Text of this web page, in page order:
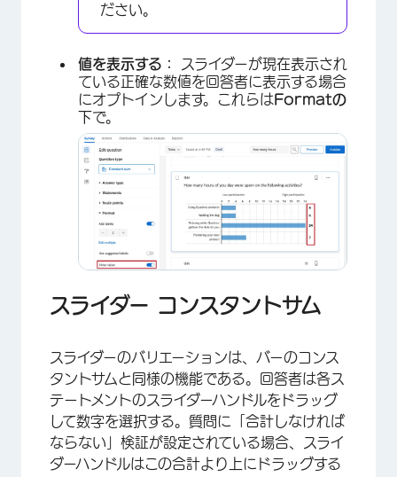
×
×
ださい。
値を表示する：
スライダーが現在表示され
ている正確な数値を回答者に表示する場合
にオプトインします。これらはFormatの
下で。
スライダー コンスタントサム
スライダーのバリエーションは、バーのコンス
タントサムと同様の機能である。回答者は各ス
テートメントのスライダーハンドルをドラッグ
して数字を選択する。質問に「合計しなければ
ならない」検証が設定されている場合、スライ
ダーハンドルはこの合計より上にドラッグする